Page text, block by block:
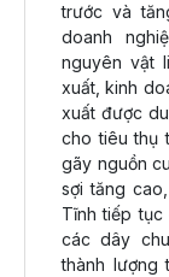
trước và
doanh
nguyên vật
xuất, kinh
xuất được
cho tiêu thụ
gãy nguồn
sợi tăng
Tĩnh tiếp tục
các dây
thành lượng